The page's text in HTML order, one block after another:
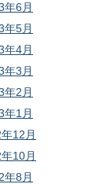
年6月
年5月
年4月
年3月
年2月
年1月
12月
10月
年8月